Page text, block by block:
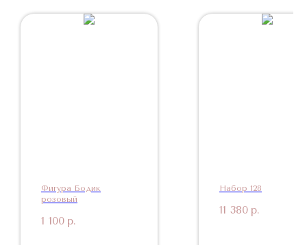
Фигура Бодик
розовый
1 100 р.
Набор 128
11 380 р.